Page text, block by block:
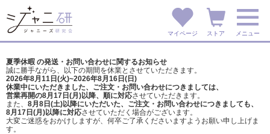
マイページ ストア メニュー
夏季休暇 の発送・お問い合わせに関するお知らせ
誠に勝手ながら、以下の期間を休業とさせていただきます。
2026年8月11日(火)~2026年8月16日(日)
休業中にいただきました、ご注文・お問い合わせにつきましては、
営業再開の8月17日(月)以降、順に対応させていただきます。
また、 8月8日(土)以降にいただいた、ご注文・ お問い合わせにつきましても、
8月17日(月)以降に対応させていただく場合がございます。
大変ご迷惑をおかけしますが、 何卒ご了承くださいますようお願い申し上げま
す。